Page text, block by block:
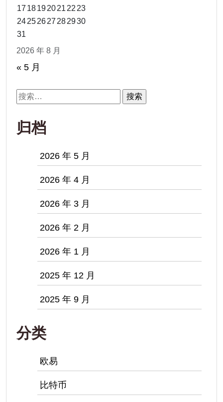
2026 年 8 月
17 18192021 22 23
24252627 282930
31
« 5 月
搜
索：
归档
2026 年 5 月
2026 年 4 月
2026 年 3 月
2026 年 2 月
2026 年 1 月
2025 年 12 月
2025 年 9 月
分类
欧易
比特币